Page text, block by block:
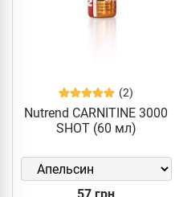
(2)
Nutrend CARNITINE 3000
SHOT (60 мл)